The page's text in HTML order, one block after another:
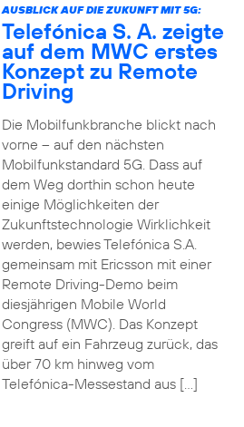
AUSBLICK AUF DIE ZUKUNFT MIT 5G:
Telefónica S. A. zeigte
auf dem MWC erstes
Konzept zu Remote
Driving
Die Mobilfunkbranche blickt nach
vorne – auf den nächsten
Mobilfunkstandard 5G. Dass auf
dem Weg dorthin schon heute
einige Möglichkeiten der
Zukunftstechnologie Wirklichkeit
werden, bewies Telefónica S.A.
gemeinsam mit Ericsson mit einer
Remote Driving-Demo beim
diesjährigen Mobile World
Congress (MWC). Das Konzept
greift auf ein Fahrzeug zurück, das
über 70 km hinweg vom
Telefónica-Messestand aus […]